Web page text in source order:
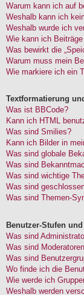
Warum kann ich auf
Weshalb kann ich
Weshalb wurde ich
Wie kann ich
Was bewirkt die
Warum muss mein
Wie markiere ich ein
Textformatierung
Was ist BBCode?
Kann ich HTML
Was sind Smilies?
Kann ich Bilder in
Was sind globale
Was sind
Was sind wichtige
Was sind
Was sind Themen-
Benutzer-Stufen
Was sind
Was sind
Was sind
Wo finde ich die
Wie werde ich
Weshalb werden